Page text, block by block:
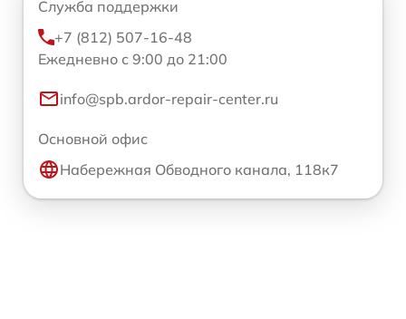
Служба поддержки
+7 (812) 507-16-48
Ежедневно с 9:00 до 21:00
info@spb.ardor-repair-center.ru
Основной офис
Набережная Обводного канала, 118к7